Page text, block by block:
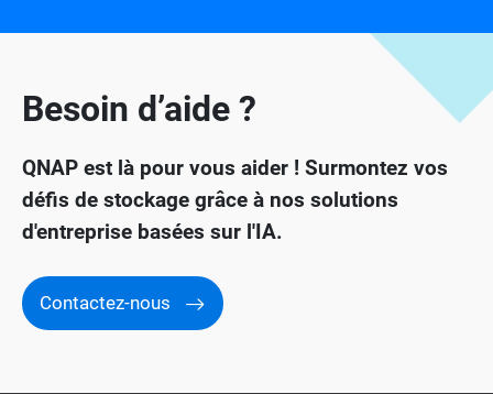
Besoin d’aide ?
QNAP est là pour vous aider ! Surmontez vos
défis de stockage grâce à nos solutions
d'entreprise basées sur l'IA.
Contactez-nous